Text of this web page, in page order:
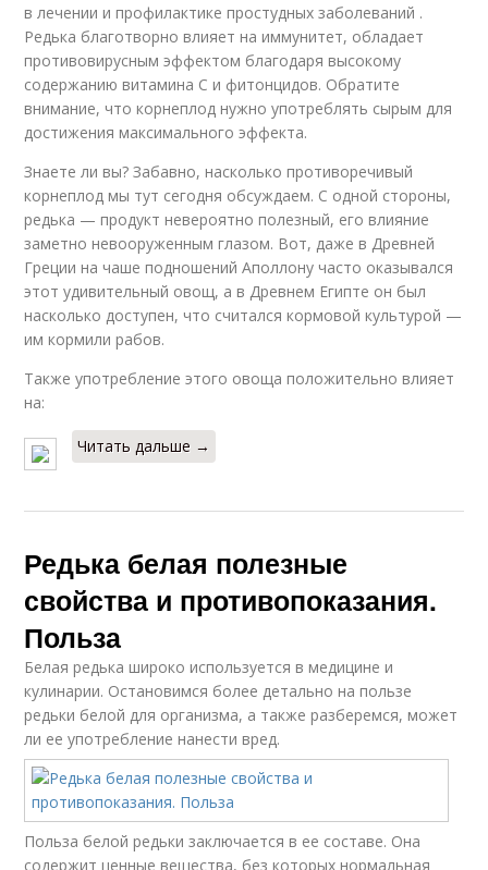
в лечении и профилактике простудных заболеваний .
Редька благотворно влияет на иммунитет, обладает
противовирусным эффектом благодаря высокому
содержанию витамина С и фитонцидов. Обратите
внимание, что корнеплод нужно употреблять сырым для
достижения максимального эффекта.
Знаете ли вы? Забавно, насколько противоречивый
корнеплод мы тут сегодня обсуждаем. С одной стороны,
редька — продукт невероятно полезный, его влияние
заметно невооруженным глазом. Вот, даже в Древней
Греции на чаше подношений Аполлону часто оказывался
этот удивительный овощ, а в Древнем Египте он был
насколько доступен, что считался кормовой культурой —
им кормили рабов.
Также употребление этого овоща положительно влияет
на:
Читать дальше →
Редька белая полезные
свойства и противопоказания.
Польза
Белая редька широко используется в медицине и
кулинарии. Остановимся более детально на пользе
редьки белой для организма, а также разберемся, может
ли ее употребление нанести вред.
Польза белой редьки заключается в ее составе. Она
содержит ценные вещества, без которых нормальная